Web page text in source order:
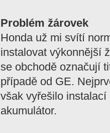
Problém žárovek
Honda už mi svítí
instalovat výkonnější
se obchodě označují
případě od GE.
však vyřešilo
akumulátor.